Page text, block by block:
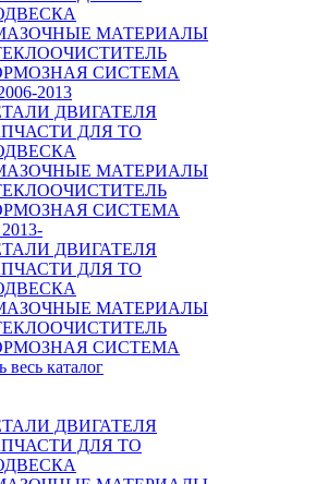
МАТЕРИАЛЫ
СИСТЕМА
2013
ДВИГАТЕЛЯ
ДЛЯ ТО
МАТЕРИАЛЫ
СИСТЕМА
ДВИГАТЕЛЯ
ДЛЯ ТО
МАТЕРИАЛЫ
СИСТЕМА
весь каталог
ДВИГАТЕЛЯ
ДЛЯ ТО